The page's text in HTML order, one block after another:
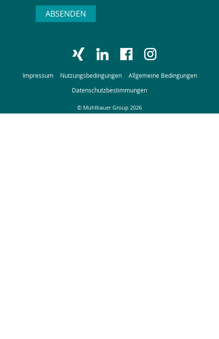
ABSENDEN
Impressum Nutzungsbedingungen
Allgemeine Bedingungen
Datenschutzbestimmungen
© Mühlbauer Group 2026